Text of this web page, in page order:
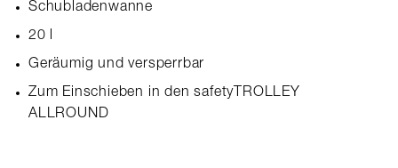
Schubladenwanne
20 l
Geräumig und versperrbar
Zum Einschieben in den safetyTROLLEY
ALLROUND